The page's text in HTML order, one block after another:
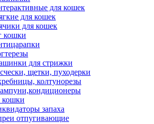
для кошек
для кошек
для кошек
кошки
для стрижки
щетки, пуходерки
колтунорезы
кошки
запаха
отпугивающие